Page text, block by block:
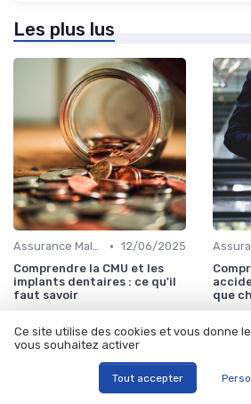
Les plus lus
Assurance Maladie • 12/06/2025
Comprendre la CMU et les
implants dentaires : ce qu'il
faut savoir
que
Ce site utilise des cookies et vous donne
vous souhaitez activer
Tout accepter